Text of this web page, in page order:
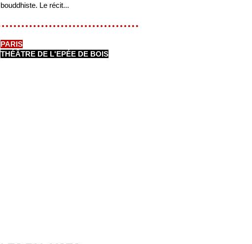
bouddhiste. Le récit...
PARIS
THÉÂTRE DE L'EPÉE DE BOIS